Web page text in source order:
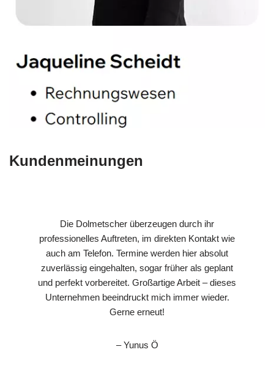
Kundenmeinungen
Die Dolmetscher überzeugen durch ihr
professionelles Auftreten, im direkten Kontakt wie
auch am Telefon. Termine werden hier absolut
zuverlässig eingehalten, sogar früher als geplant
und perfekt vorbereitet. Großartige Arbeit – dieses
Unternehmen beeindruckt mich immer wieder.
Gerne erneut!
– Yunus Ö